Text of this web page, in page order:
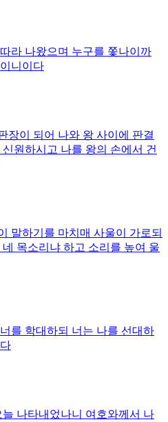
라 나왔으며 누구를 쫓나이까
니이다
장이 되어 나와 왕 사이에 판결
원하시고 나를 왕의 손에서 건
말하기를 마치매 사울이 가로되
목소리냐 하고 소리를 높여 울
를 학대하되 너는 나를 선대하
나타내었나니 여호와께서 나